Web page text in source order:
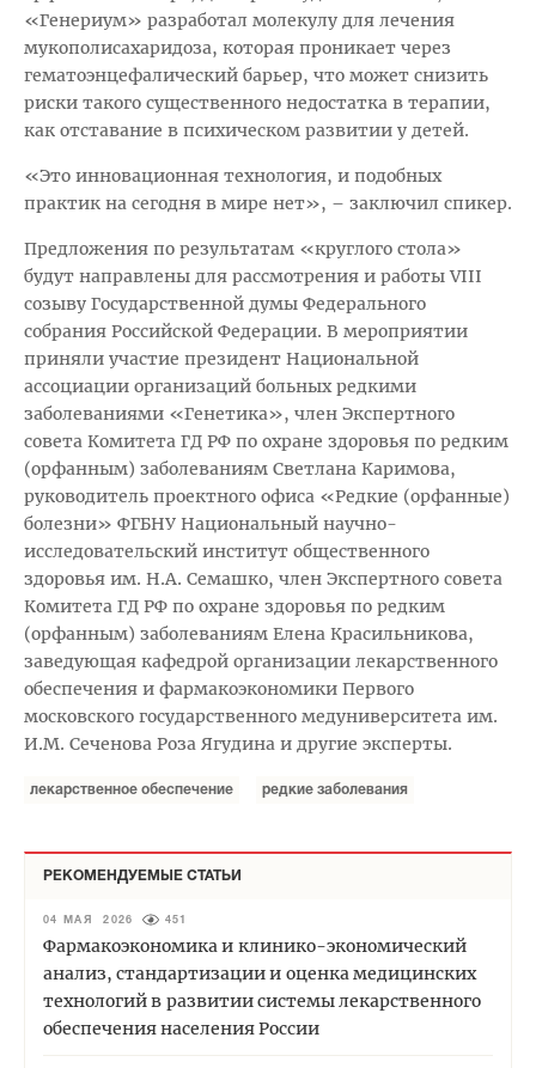
«Генериум» разработал молекулу для лечения
мукополисахаридоза, которая проникает через
гематоэнцефалический барьер, что может снизить
риски такого существенного недостатка в терапии,
как отставание в психическом развитии у детей.
«Это инновационная технология, и подобных
практик на сегодня в мире нет», – заключил спикер.
Предложения по результатам «круглого стола»
будут направлены для рассмотрения и работы VIII
созыву Государственной думы Федерального
собрания Российской Федерации. В мероприятии
приняли участие президент Национальной
ассоциации организаций больных редкими
заболеваниями «Генетика», член Экспертного
совета Комитета ГД РФ по охране здоровья по редким
(орфанным) заболеваниям Светлана Каримова,
руководитель проектного офиса «Редкие (орфанные)
болезни» ФГБНУ Национальный научно-
исследовательский институт общественного
здоровья им. Н.А. Семашко, член Экспертного совета
Комитета ГД РФ по охране здоровья по редким
(орфанным) заболеваниям Елена Красильникова,
заведующая кафедрой организации лекарственного
обеспечения и фармакоэкономики Первого
московского государственного медуниверситета им.
И.М. Сеченова Роза Ягудина и другие эксперты.
лекарственное обеспечение редкие заболевания
РЕКОМЕНДУЕМЫЕ СТАТЬИ
04 МАЯ 2026 451
Фармакоэкономика и клинико-экономический
анализ, стандартизации и оценка медицинских
технологий в развитии системы лекарственного
обеспечения населения России